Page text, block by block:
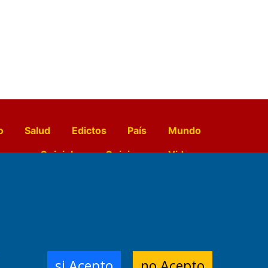
Salud Edictos País
Mundo
Quiniela Opinion
Videos